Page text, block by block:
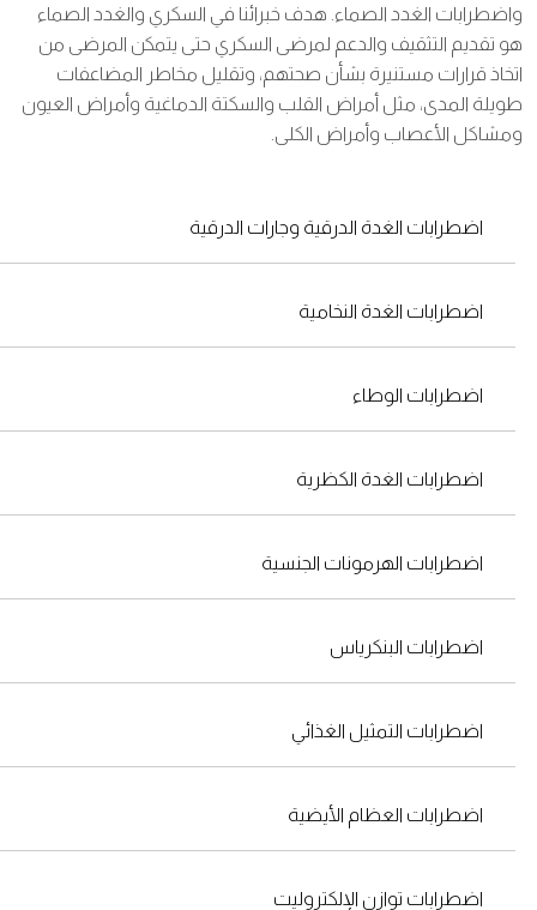
الغدد الصماء. هدف خبرائنا في السكري والغدد الصماء
تقديم التثقيف والدعم لمرضى السكري حتى يتمكن المرضى من
قرارات مستنيرة بشأن صحتهم، وتقليل مخاطر المضاعفات
المدى، مثل أمراض القلب والسكتة الدماغية وأمراض العيون
الأعصاب وأمراض الكلى.
اضطرابات الغدة الدرقية وجارات الدرقية
اضطرابات الغدة النخامية
اضطرابات الوطاء
اضطرابات الغدة الكظرية
اضطرابات الهرمونات الجنسية
اضطرابات البنكرياس
اضطرابات التمثيل الغذائي
اضطرابات العظام الأيضية
اضطرابات توازن الإلكتروليت